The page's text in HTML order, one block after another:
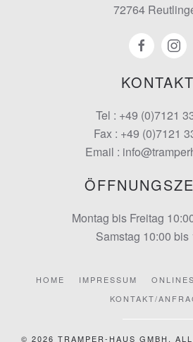
KONTAKT
Tel : +49 (0)7121
Fax : +49 (0)7121
Email :
72764
Montag bis Freitag
Samstag 10:00 bis
HOME IMPRESSUM
KONTAKT/
© 2026 TRAMPER-HAUS GMBH.